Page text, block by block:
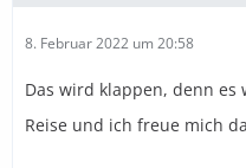
8. Februar 2022 um 20:58
Das wird klappen, denn es
Reise und ich freue mich